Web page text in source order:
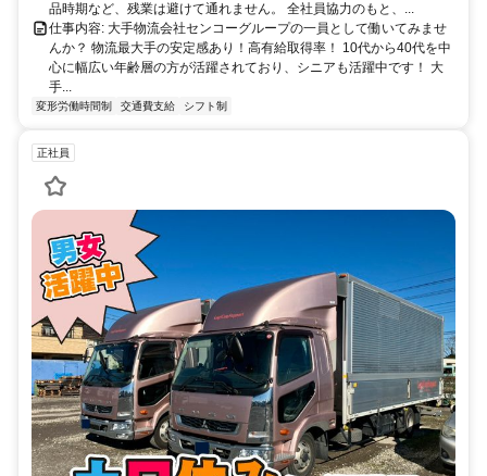
品時期など、残業は避けて通れません。 全社員協力のもと、...
仕事内容: 大手物流会社センコーグループの一員として働いてみませ
んか？ 物流最大手の安定感あり！高有給取得率！ 10代から40代を中
心に幅広い年齢層の方が活躍されており、シニアも活躍中です！ 大
手...
変形労働時間制 交通費支給 シフト制
正社員